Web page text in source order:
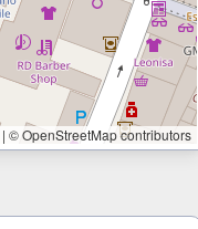
| © OpenStreetMap contributors